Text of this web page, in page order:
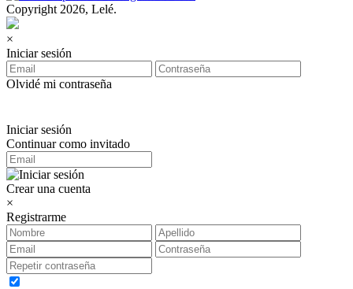
Copyright 2026, Lelé.
×
Iniciar sesión
Olvidé mi contraseña
Iniciar sesión
Continuar como invitado
Crear una cuenta
×
Registrarme